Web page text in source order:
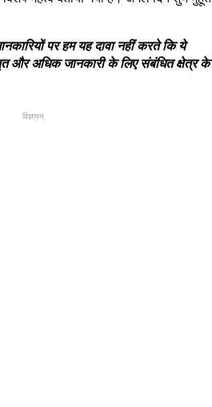
पर हम यह दावा नहीं करते कि ये
और अधिक जानकारी के लिए संबंधित क्षेत्र के
विज्ञापन